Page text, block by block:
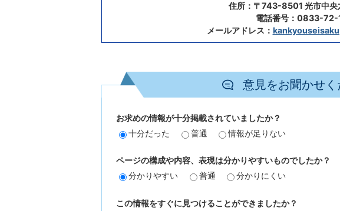
住所：〒743-8501 光市中央
電話番号：0833-
メールアドレス：
意見をお聞かせく
お求めの情報が十分掲載されていましたか？
十分だった
普通 情報が足りない
ページの構成や内容、表現は分かりやすいものでしたか？
分かりやすい
普通 分かりにくい
この情報をすぐに見つけることができましたか？